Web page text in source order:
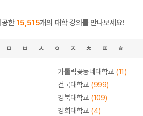
공한 15,515개의 대학 강의를 만나보세요!
ㅁ ㅂ ㅅ ㅇ ㅈ ㅊ ㅍ ㅎ
가톨릭꽃동네대학교 (11)
건국대학교 (999)
경북대학교 (109)
경희대학교 (4)